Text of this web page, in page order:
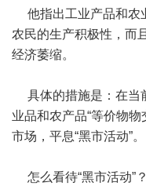
他指出工业产品和农
农民的生产积极性，而
经济萎缩。
具体的措施是：在当
业品和农产品“等价物
市场，平息“黑市活动”。
怎么看待“黑市活动”